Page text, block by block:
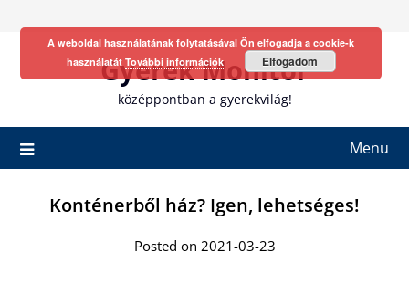
Gyerek Monitor
középpontban a gyerekvilág!
Menu
Konténerből ház? Igen, lehetséges!
Posted on 2021-03-23
A weboldal használatának folytatásával Ön elfogadja a cookie-k
használatát További információk Elfogadom